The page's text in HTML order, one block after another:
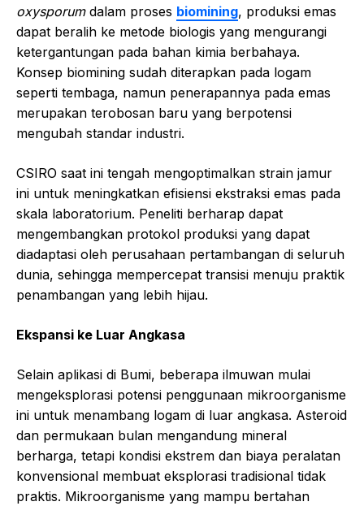
oxysporumdalam proses biomining, produksi emas
dapat beralih ke metode biologis yang mengurangi
ketergantungan pada bahan kimia berbahaya.
Konsep biomining sudah diterapkan pada logam
seperti tembaga, namun penerapannya pada emas
merupakan terobosan baru yang berpotensi
mengubah standar industri.
CSIRO saat ini tengah mengoptimalkan strain jamur
ini untuk meningkatkan efisiensi ekstraksi emas pada
skala laboratorium. Peneliti berharap dapat
mengembangkan protokol produksi yang dapat
diadaptasi oleh perusahaan pertambangan di seluruh
dunia, sehingga mempercepat transisi menuju praktik
penambangan yang lebih hijau.
Ekspansi ke Luar Angkasa
Selain aplikasi di Bumi, beberapa ilmuwan mulai
mengeksplorasi potensi penggunaan mikroorganisme
ini untuk menambang logam di luar angkasa. Asteroid
dan permukaan bulan mengandung mineral
berharga, tetapi kondisi ekstrem dan biaya peralatan
konvensional membuat eksplorasi tradisional tidak
praktis. Mikroorganisme yang mampu bertahan